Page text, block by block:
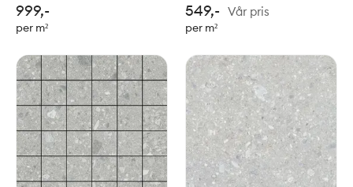
999,-
per m²
549,- Vår pris
per m²